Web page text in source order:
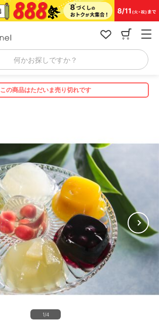
何かお探しですか？
この商品はただいま売り切れです
1/4